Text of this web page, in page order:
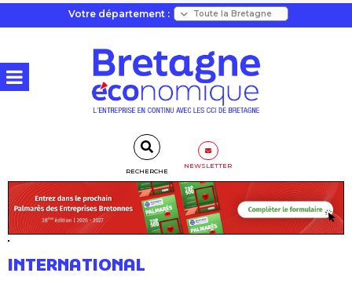
Votre département :
RECHERCHE
NEWSLETTER
INTERNATIONAL